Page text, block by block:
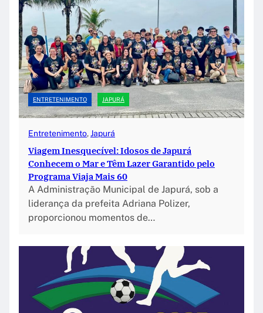
ENTRETENIMENTO JAPURÁ
Entretenimento, Japurá
Viagem Inesquecível: Idosos de Japurá
Conhecem o Mar e Têm Lazer Garantido pelo
Programa Viaja Mais 60
A Administração Municipal de Japurá, sob a
liderança da prefeita Adriana Polizer,
proporcionou momentos de…